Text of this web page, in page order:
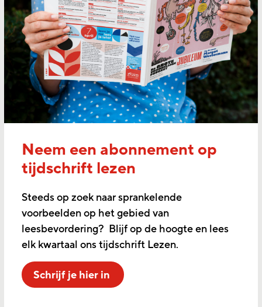
Neem een abonnement op
tijdschrift lezen
Steeds op zoek naar sprankelende
voorbeelden op het gebied van
leesbevordering? Blijf op de hoogte en lees
elk kwartaal ons tijdschrift Lezen.
Schrijf je hier in